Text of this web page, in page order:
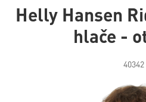
Helly Hansen
hlače -
40342